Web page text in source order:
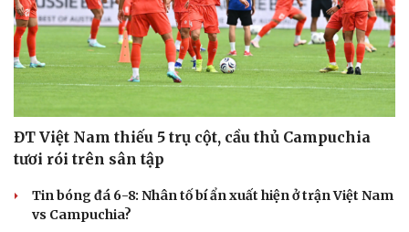
Sức khỏe
Dinh dưỡng - món ngon
Cây thuốc
Sản phụ khoa
Nam khoa
Làm đẹp - giảm cân
Phòng mạch online
Đời sống
Nhà đẹp
Blog
Tình yêu - Gia đình
ĐT Việt Nam thiếu 5 trụ cột, cầu thủ Campuchia
tươi rói trên sân tập
Tin bóng đá 6-8: Nhân tố bí ẩn xuất hiện ở trận Việt Nam
vs Campuchia?